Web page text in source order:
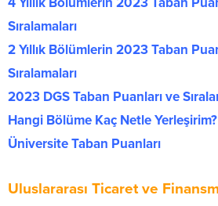
Sıralamaları
2 Yıllık Bölümlerin 2023 Taban
Sıralamaları
2023 DGS Taban Puanları ve
Hangi Bölüme Kaç Netle Yerleşirim?
Üniversite Taban Puanları
Uluslararası Ticaret ve